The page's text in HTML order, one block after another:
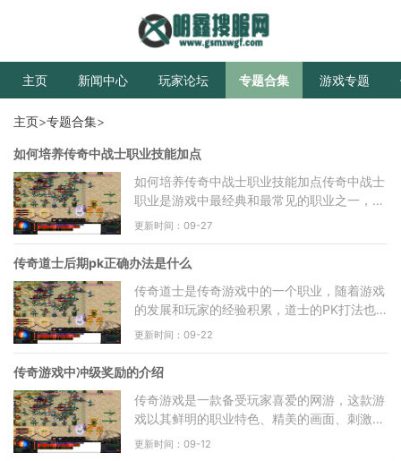
主页 新闻中心 玩家论坛 专题合集 游戏专题
主页>专题合集>
如何培养传奇中战士职业技能加点
如何培养传奇中战士职业技能加点传奇中战士
职业是游戏中最经典和最常见的职业之一，战
士职业在战斗中具有较高的物理攻击力和防御
更新时间：09-27
传奇道士后期pk正确办法是什么
传奇道士是传奇游戏中的一个职业，随着游戏
的发展和玩家的经验积累，道士的PK打法也
逐渐呈现出了一些特点和策略。对于道士后期
更新时间：09-22
传奇游戏中冲级奖励的介绍
传奇游戏是一款备受玩家喜爱的网游，这款游
戏以其鲜明的职业特色、精美的画面、刺激的
玩法而受到广大玩家的追捧。在传奇游戏中，
更新时间：09-12